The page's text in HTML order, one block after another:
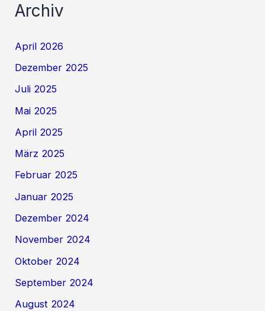
Archiv
April 2026
Dezember 2025
Juli 2025
Mai 2025
April 2025
März 2025
Februar 2025
Januar 2025
Dezember 2024
November 2024
Oktober 2024
September 2024
August 2024